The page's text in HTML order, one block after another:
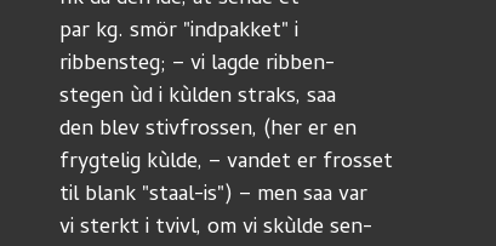
par kg. smör "indpakket" i
ribbensteg; – vi lagde ribben-
stegen ùd i kùlden straks, saa
den blev stivfrossen, (her er en
frygtelig kùlde, – vandet er frosset
til blank "staal-is") – men saa var
vi sterkt i tvivl, om vi skùlde sen-